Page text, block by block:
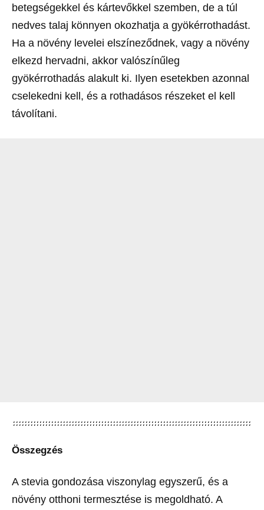
betegségekkel és kártevőkkel szemben, de a túl
nedves talaj könnyen okozhatja a gyökérrothadást.
Ha a növény levelei elszíneződnek, vagy a növény
elkezd hervadni, akkor valószínűleg
gyökérrothadás alakult ki. Ilyen esetekben azonnal
cselekedni kell, és a rothadásos részeket el kell
távolítani.
Összegzés
A stevia gondozása viszonylag egyszerű, és a
növény otthoni termesztése is megoldható. A